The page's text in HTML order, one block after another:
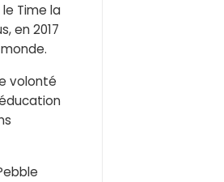
Time la
en 2017
volonté